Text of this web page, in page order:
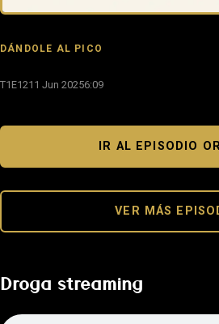
DÁNDOLE AL PICO
T1E1211 Jun 20256:09
IR AL EPISODIO
VER MÁS
Droga streaming